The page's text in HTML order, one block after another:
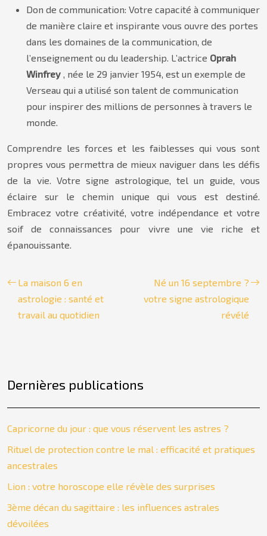
Don de communication: Votre capacité à communiquer
de manière claire et inspirante vous ouvre des portes
dans les domaines de la communication, de
l’enseignement ou du leadership. L’actrice Oprah
Winfrey , née le 29 janvier 1954, est un exemple de
Verseau qui a utilisé son talent de communication
pour inspirer des millions de personnes à travers le
monde.
Comprendre les forces et les faiblesses qui vous sont
propres vous permettra de mieux naviguer dans les défis
de la vie. Votre signe astrologique, tel un guide, vous
éclaire sur le chemin unique qui vous est destiné.
Embracez votre créativité, votre indépendance et votre
soif de connaissances pour vivre une vie riche et
épanouissante.
La maison 6 en
astrologie : santé et
travail au quotidien
Né un 16 septembre ?
votre signe astrologique
révélé
Dernières publications
Capricorne du jour : que vous réservent les astres ?
Rituel de protection contre le mal : efficacité et pratiques
ancestrales
Lion : votre horoscope elle révèle des surprises
3ème décan du sagittaire : les influences astrales
dévoilées